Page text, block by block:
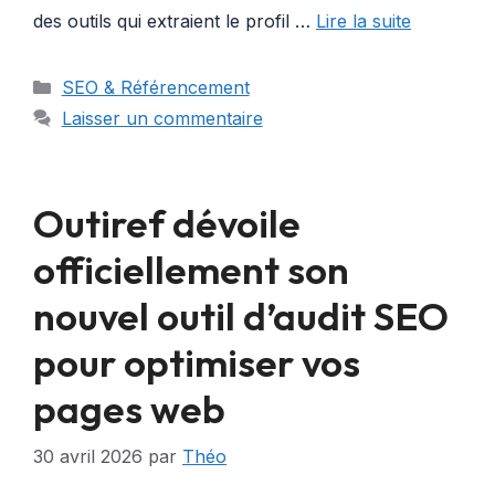
des outils qui extraient le profil … Lire la suite
Catégories
SEO & Référencement
Laisser un commentaire
Outiref dévoile
officiellement son
nouvel outil d’audit SEO
pour optimiser vos
pages web
30 avril 2026 par Théo